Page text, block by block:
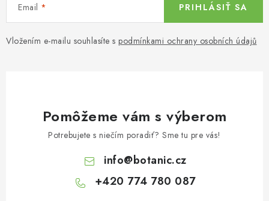
Email
Vložením e-mailu souhlasíte s podmínkami ochrany osobních údajů
PRIHLÁSIŤ SA
Pomôžeme vám s výberom
Potrebujete s niečím poradiť? Sme tu pre vás!
info@botanic.cz
+420 774 780 087